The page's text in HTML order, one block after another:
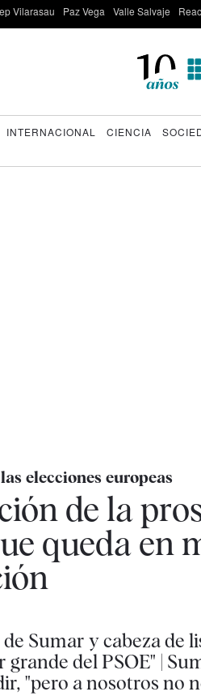
Vilarasau Paz Vega Valle Salvaje
INTERNACIONAL CIENCIA
elecciones europeas
de la
queda en
Sumar y cabeza de
grande del PSOE" |
"pero a nosotros no